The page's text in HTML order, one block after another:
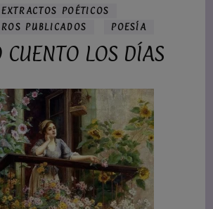
EXTRACTOS POÉTICOS
PUBLICADOS
POESÍA
CUENTO LOS DÍAS